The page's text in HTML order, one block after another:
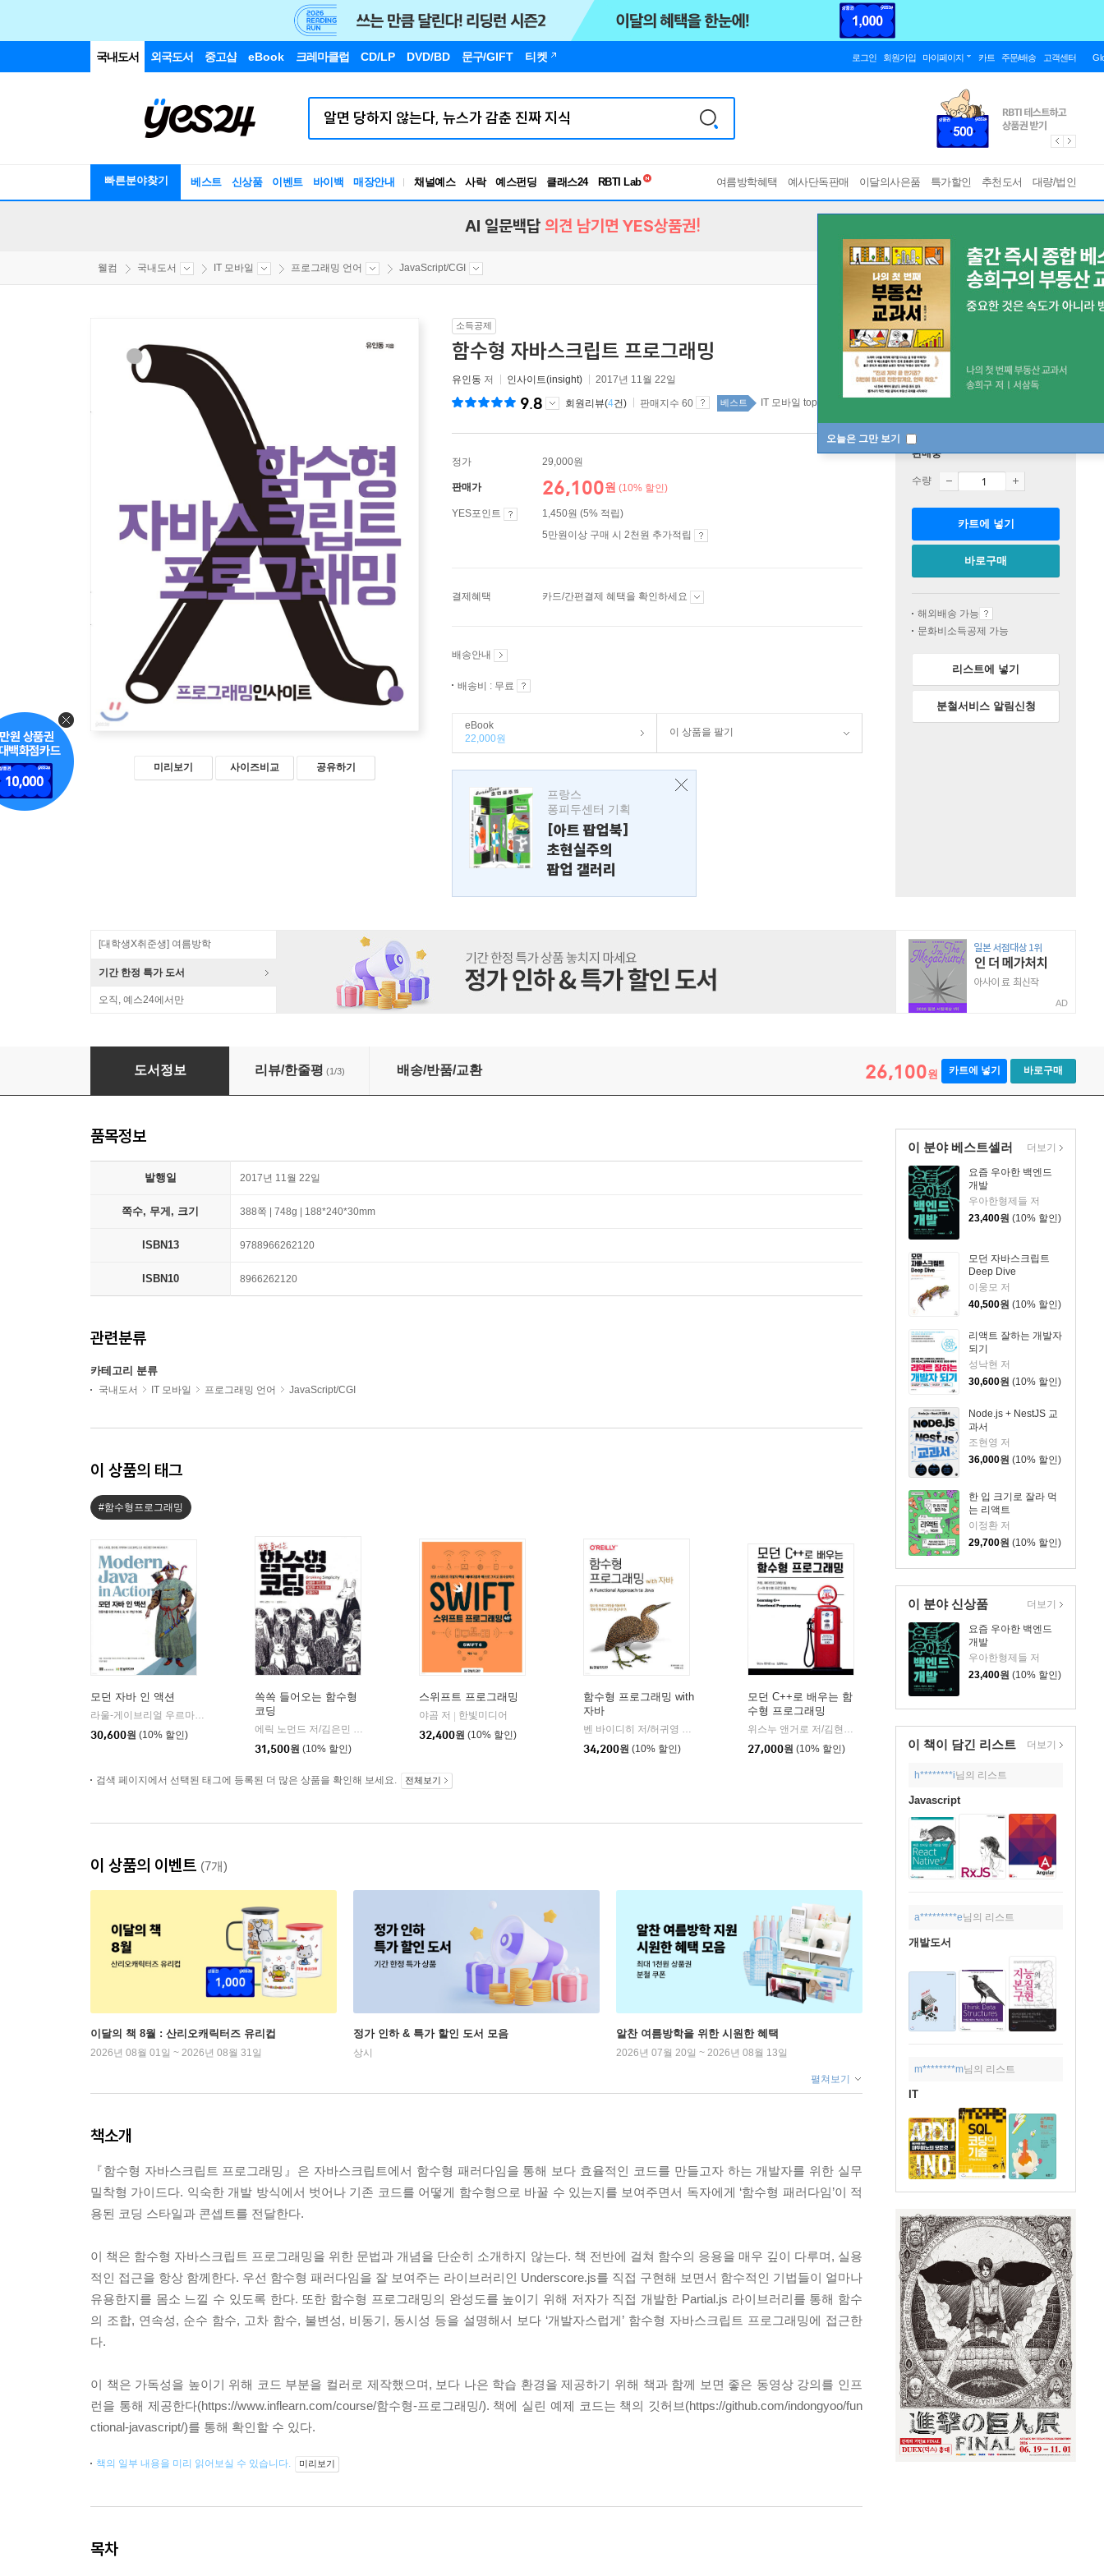
국내도서 외국도서 중고샵 eBook 크레마클럽 CD/LP DVD/BD 문구/GIFT 티켓 로그인 회원가입 마이페이지 카트 주문/배송 고객센터
빠른분야찾기 베스트 신상품 이벤트 바이백 매장안내 채널예스 사락 예스펀딩 클래스24
독서유형검사
여름방학혜택 예사단독판매 이달의사은품 특가할인 추천도서 대량/법인
오늘은 그만 보기
AI 일문백답 의견 남기면 YES상품권!
웰컴 국내도서 IT 모바일 프로그래밍 언어 JavaScript/CGI
미리보기 사이즈비교 공유하기
소득공제
함수형 자바스크립트 프로그래밍
유인동 저 인사이트(insight) 2017년 11월 22일
9.8 회원리뷰(4건) 판매지수 60 베스트 IT 모바일 top100 4주
정가 29,000원
판매가 26,100원 (10% 할인)
YES포인트
1,450원 (5% 적립)
5만원이상 구매 시 2천원 추가적립
결제혜택 카드/간편결제 혜택을 확인하세요
배송안내
배송비 : 무료
eBook
22,000원
이 상품을 팔기
프랑스
퐁피두센터 기획
[아트 팝업북]
초현실주의
팝업 갤러리
판매중
수량
카트에 넣기
바로구매
해외배송 가능
문화비소득공제 가능
리스트에 넣기
분철서비스 알림신청
[대학생X취준생] 여름방학
기간 한정 특가 도서
오직, 예스24에서만 AD
함수형 자바스크립트 프로그래밍
도서정보 리뷰/한줄평 (1/3) 배송/반품/교환 26,100원 카트에 넣기 바로구매
이 분야 베스트셀러
요즘 우아한 백엔드
개발
우아한형제들 저
23,400원 (10% 할인)
모던 자바스크립트
Deep Dive
이웅모 저
40,500원 (10% 할인)
리액트 잘하는 개발자
되기
성낙현 저
30,600원 (10% 할인)
Node.js + NestJS 교
과서
조현영 저
36,000원 (10% 할인)
한 입 크기로 잘라 먹
는 리액트
이정환 저
29,700원 (10% 할인)
더보기
이 분야 신상품
요즘 우아한 백엔드
개발
우아한형제들 저
23,400원 (10% 할인)
더보기
이 책이 담긴 리스트 더보기
h********i님의 리스트
Javascript
a*********e님의 리스트
개발도서
m********m님의 리스트
IT
품목정보
발행일 2017년 11월 22일
쪽수, 무게, 크기 388쪽 | 748g | 188*240*30mm
ISBN13 9788966262120
ISBN10 8966262120
관련분류
카테고리 분류
국내도서 IT 모바일 프로그래밍 언어 JavaScript/CGI
이 상품의 태그
#함수형프로그래밍
모던 자바 인 액션
라울-게이브리얼 우르마,마리오 푸스코,앨런 마이크로프트 공저/우정은 역
한빛미디어
30,600원 (10% 할인)
쏙쏙 들어오는 함수형
코딩
에릭 노먼드 저/김은민 역
31,500원 (10% 할인)
스위프트 프로그래밍
야곰 저
한빛미디어
32,400원 (10% 할인)
함수형 프로그래밍 with
자바
벤 바이디히 저/허귀영 역
34,200원 (10% 할인)
모던 C++로 배우는 함
수형 프로그래밍
위스누 앤거로 저/김현욱 역
에이콘출판사
27,000원 (10% 할인)
검색 페이지에서 선택된 태그에 등록된 더 많은 상품을 확인해 보세요. 전체보기
이 상품의 이벤트 (7개)
이달의 책 8월 : 산리오캐릭터즈 유리컵
2026년 08월 01일 ~ 2026년 08월 31일
정가 인하 & 특가 할인 도서 모음
상시
알찬 여름방학을 위한 시원한 혜택
2026년 07월 20일 ~ 2026년 08월 13일
펼쳐보기
책소개
『함수형 자바스크립트 프로그래밍』은 자바스크립트에서 함수형 패러다임을 통해 보다 효율적인 코드를 만들고자 하는 개발자를 위한 실무
밀착형 가이드다. 익숙한 개발 방식에서 벗어나 기존 코드를 어떻게 함수형으로 바꿀 수 있는지를 보여주면서 독자에게 ‘함수형 패러다임’이 적
용된 코딩 스타일과 콘셉트를 전달한다.
이 책은 함수형 자바스크립트 프로그래밍을 위한 문법과 개념을 단순히 소개하지 않는다. 책 전반에 걸쳐 함수의 응용을 매우 깊이 다루며, 실용
적인 접근을 항상 함께한다. 우선 함수형 패러다임을 잘 보여주는 라이브러리인 Underscore.js를 직접 구현해 보면서 함수적인 기법들이 얼마나
유용한지를 몸소 느낄 수 있도록 한다. 또한 함수형 프로그래밍의 완성도를 높이기 위해 저자가 직접 개발한 Partial.js 라이브러리를 통해 함수
의 조합, 연속성, 순수 함수, 고차 함수, 불변성, 비동기, 동시성 등을 설명해서 보다 ‘개발자스럽게’ 함수형 자바스크립트 프로그래밍에 접근한
다.
이 책은 가독성을 높이기 위해 코드 부분을 컬러로 제작했으며, 보다 나은 학습 환경을 제공하기 위해 책과 함께 보면 좋은 동영상 강의를 인프
런을 통해 제공한다(https://www.inflearn.com/course/함수형-프로그래밍/). 책에 실린 예제 코드는 책의 깃허브(https://github.com/indongyoo/fun
ctional-javascript/)를 통해 확인할 수 있다.
책의 일부 내용을 미리 읽어보실 수 있습니다. 미리보기
목차